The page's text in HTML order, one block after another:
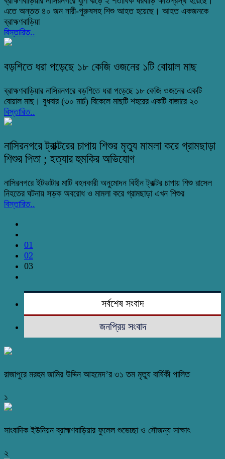
এতে অন্তত ৪০ জন নারী-পুরুষসহ শিশু আহত হয়েছে। আহত একজনকে
ব্রাহ্মণবাড়িয়া
বিস্তারিত..
বড়শিতে ধরা পড়েছে ১৮ কেজি ওজনের ১টি বোয়াল মাছ
ব্রাহ্মণবাড়িয়ার নাসিরনগরে বড়শিতে ধরা পড়েছে ১৮ কেজি ওজনের একটি
বোয়াল মাছ। বুধবার (৩০ মার্চ) বিকেলে মাছটি শহরের একটি বাজারে ২০
বিস্তারিত..
নাসিরনগরে ট্রাক্টরের চাপায় শিশুর মৃত্যু মামলা করে গ্রামছাড়া
শিশুর পিতা ; হত্যার হুমকির অভিযোগ
নাসিরনগরে ইটভাটার মাটি বহনকারী অনুমোদন বিহীন ট্রাক্টর চাপায় শিশু রাসেল
নিহতের ঘটনায় সড়ক অবরোধ ও মামলা করে গ্রামছাড়া এখন শিশুর
বিস্তারিত..
01
02
03
সর্বশেষ সংবাদ
জনপ্রিয় সংবাদ
রাজাপুরে মরহুম জামির উদ্দিন আহমেদ’র ৩১ তম মৃত্যু বার্ষিকী পালিত
১
সাংবাদিক ইউনিয়ন ব্রাহ্মণবাড়িয়ার ফুলেল শুভেচ্ছা ও সৌজন্য সাক্ষাৎ
২